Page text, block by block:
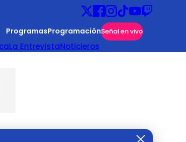
ProgramasProgramaciónSeñal en vivo
La EntrevistaNoticieros